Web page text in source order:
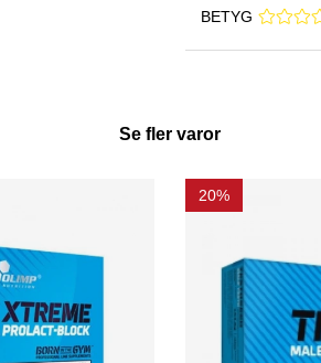
BETYG 0 0
Se fler varor
20%